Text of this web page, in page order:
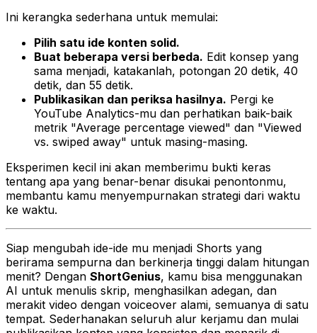
Ini kerangka sederhana untuk memulai:
Pilih satu ide konten solid.
Buat beberapa versi berbeda. Edit konsep yang
sama menjadi, katakanlah, potongan 20 detik, 40
detik, dan 55 detik.
Publikasikan dan periksa hasilnya. Pergi ke
YouTube Analytics-mu dan perhatikan baik-baik
metrik "Average percentage viewed" dan "Viewed
vs. swiped away" untuk masing-masing.
Eksperimen kecil ini akan memberimu bukti keras
tentang apa yang benar-benar disukai penontonmu,
membantu kamu menyempurnakan strategi dari waktu
ke waktu.
Siap mengubah ide-ide mu menjadi Shorts yang
berirama sempurna dan berkinerja tinggi dalam hitungan
menit? Dengan ShortGenius, kamu bisa menggunakan
AI untuk menulis skrip, menghasilkan adegan, dan
merakit video dengan voiceover alami, semuanya di satu
tempat. Sederhanakan seluruh alur kerjamu dan mulai